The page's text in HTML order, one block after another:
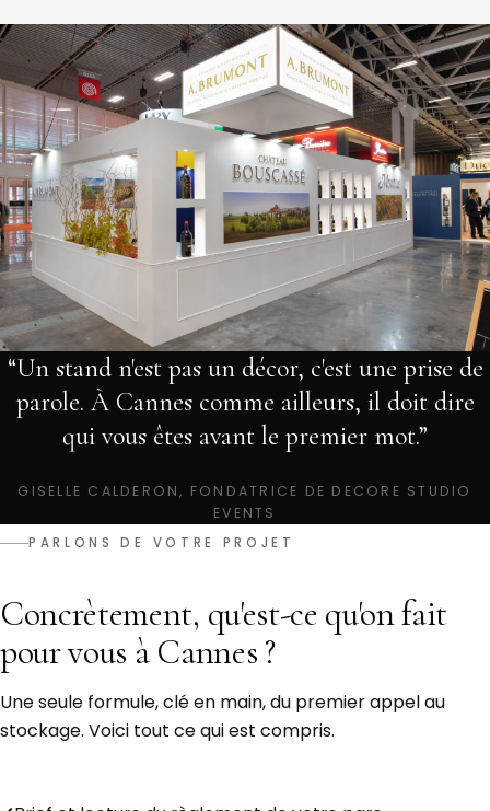
“Un stand n'est pas un décor, c'est une prise de
parole. À Cannes comme ailleurs, il doit dire
qui vous êtes avant le premier mot.”
GISELLE CALDERON, FONDATRICE DE DECORE STUDIO
EVENTS
PARLONS DE VOTRE PROJET
Concrètement, qu'est-ce qu'on fait
pour vous à Cannes ?
Une seule formule, clé en main, du premier appel au
stockage. Voici tout ce qui est compris.